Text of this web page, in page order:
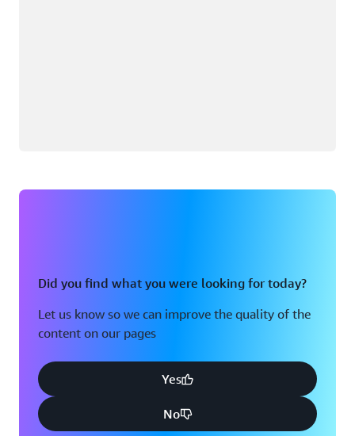
Did you find what you were looking for today?
Let us know so we can improve the quality of the
content on our pages
Yes
No